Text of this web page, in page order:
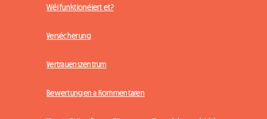
Wéi funktionéiert et?
Versécherung
Vertrauenszentrum
Bewertungen a Kommentaren